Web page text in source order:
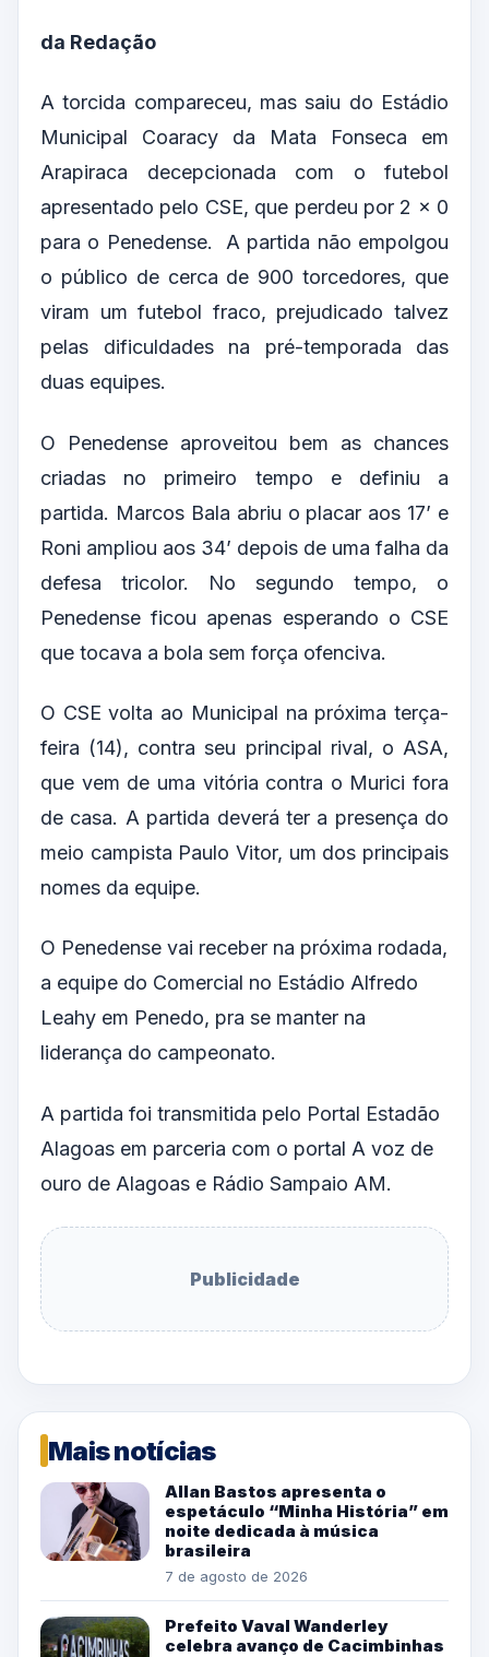
da Redação
A torcida compareceu, mas saiu do Estádio
Municipal Coaracy da Mata Fonseca em
Arapiraca decepcionada com o futebol
apresentado pelo CSE, que perdeu por 2 x 0
para o Penedense.
A partida não empolgou
o público de cerca de 900 torcedores, que
viram um futebol fraco, prejudicado talvez
pelas dificuldades na pré-temporada das
duas equipes.
O Penedense aproveitou bem as chances
criadas no primeiro tempo e definiu a
partida. Marcos Bala abriu o placar aos 17’ e
Roni ampliou aos 34’ depois de uma falha da
defesa tricolor. No segundo tempo, o
Penedense ficou apenas esperando o CSE
que tocava a bola sem força ofenciva.
O CSE volta ao Municipal na próxima terça-
feira (14), contra seu principal rival, o ASA,
que vem de uma vitória contra o Murici fora
de casa. A partida deverá ter a presença do
meio campista Paulo Vitor, um dos principais
nomes da equipe.
O Penedense vai receber na próxima rodada,
a equipe do Comercial no Estádio Alfredo
Leahy em Penedo, pra se manter na
liderança do campeonato.
A partida foi transmitida pelo Portal Estadão
Alagoas em parceria com o portal A voz de
ouro de Alagoas e Rádio Sampaio AM.
Publicidade
Mais notícias
Allan Bastos apresenta o
espetáculo “Minha História” em
noite dedicada à música
brasileira
7 de agosto de 2026
Prefeito Vaval Wanderley
celebra avanço de Cacimbinhas